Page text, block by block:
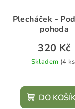
Plecháček -
pohoda
320 Kč
Skladem (4
DO